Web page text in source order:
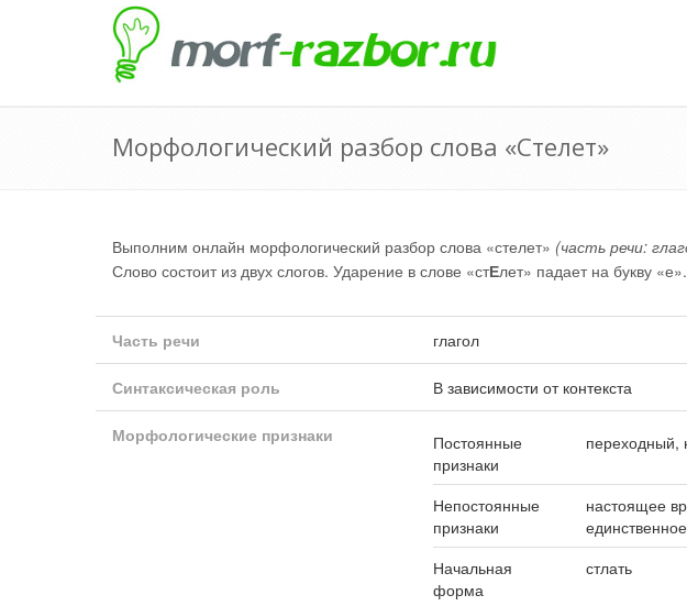
Морфологический разбор слова «Стелет»
Выполним онлайн морфологический разбор слова «стелет» (часть речи:
Слово состоит из двух слогов. Ударение в слове «стЕлет» падает на букву «е».
Часть речи глагол
Синтаксическая роль В зависимости от контекста
Морфологические признаки
Постоянные
признаки
переходный,
Непостоянные
признаки
настоящее
Начальная
форма
стлать